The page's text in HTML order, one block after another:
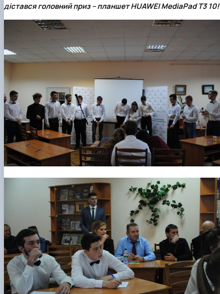
дістався головний приз – планшет HUAWEI MediaPad T3 10!